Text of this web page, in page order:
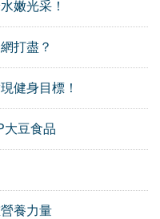
嫩光采！
打盡？
健身目標！
大豆食品
養力量